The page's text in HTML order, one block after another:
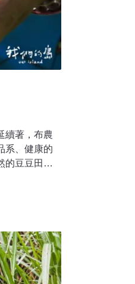
續著，布農
系、健康的
的豆豆田，
布農族對
了灰硬
是祖先居住
都可收成日
鄉的族人還
有的就種在